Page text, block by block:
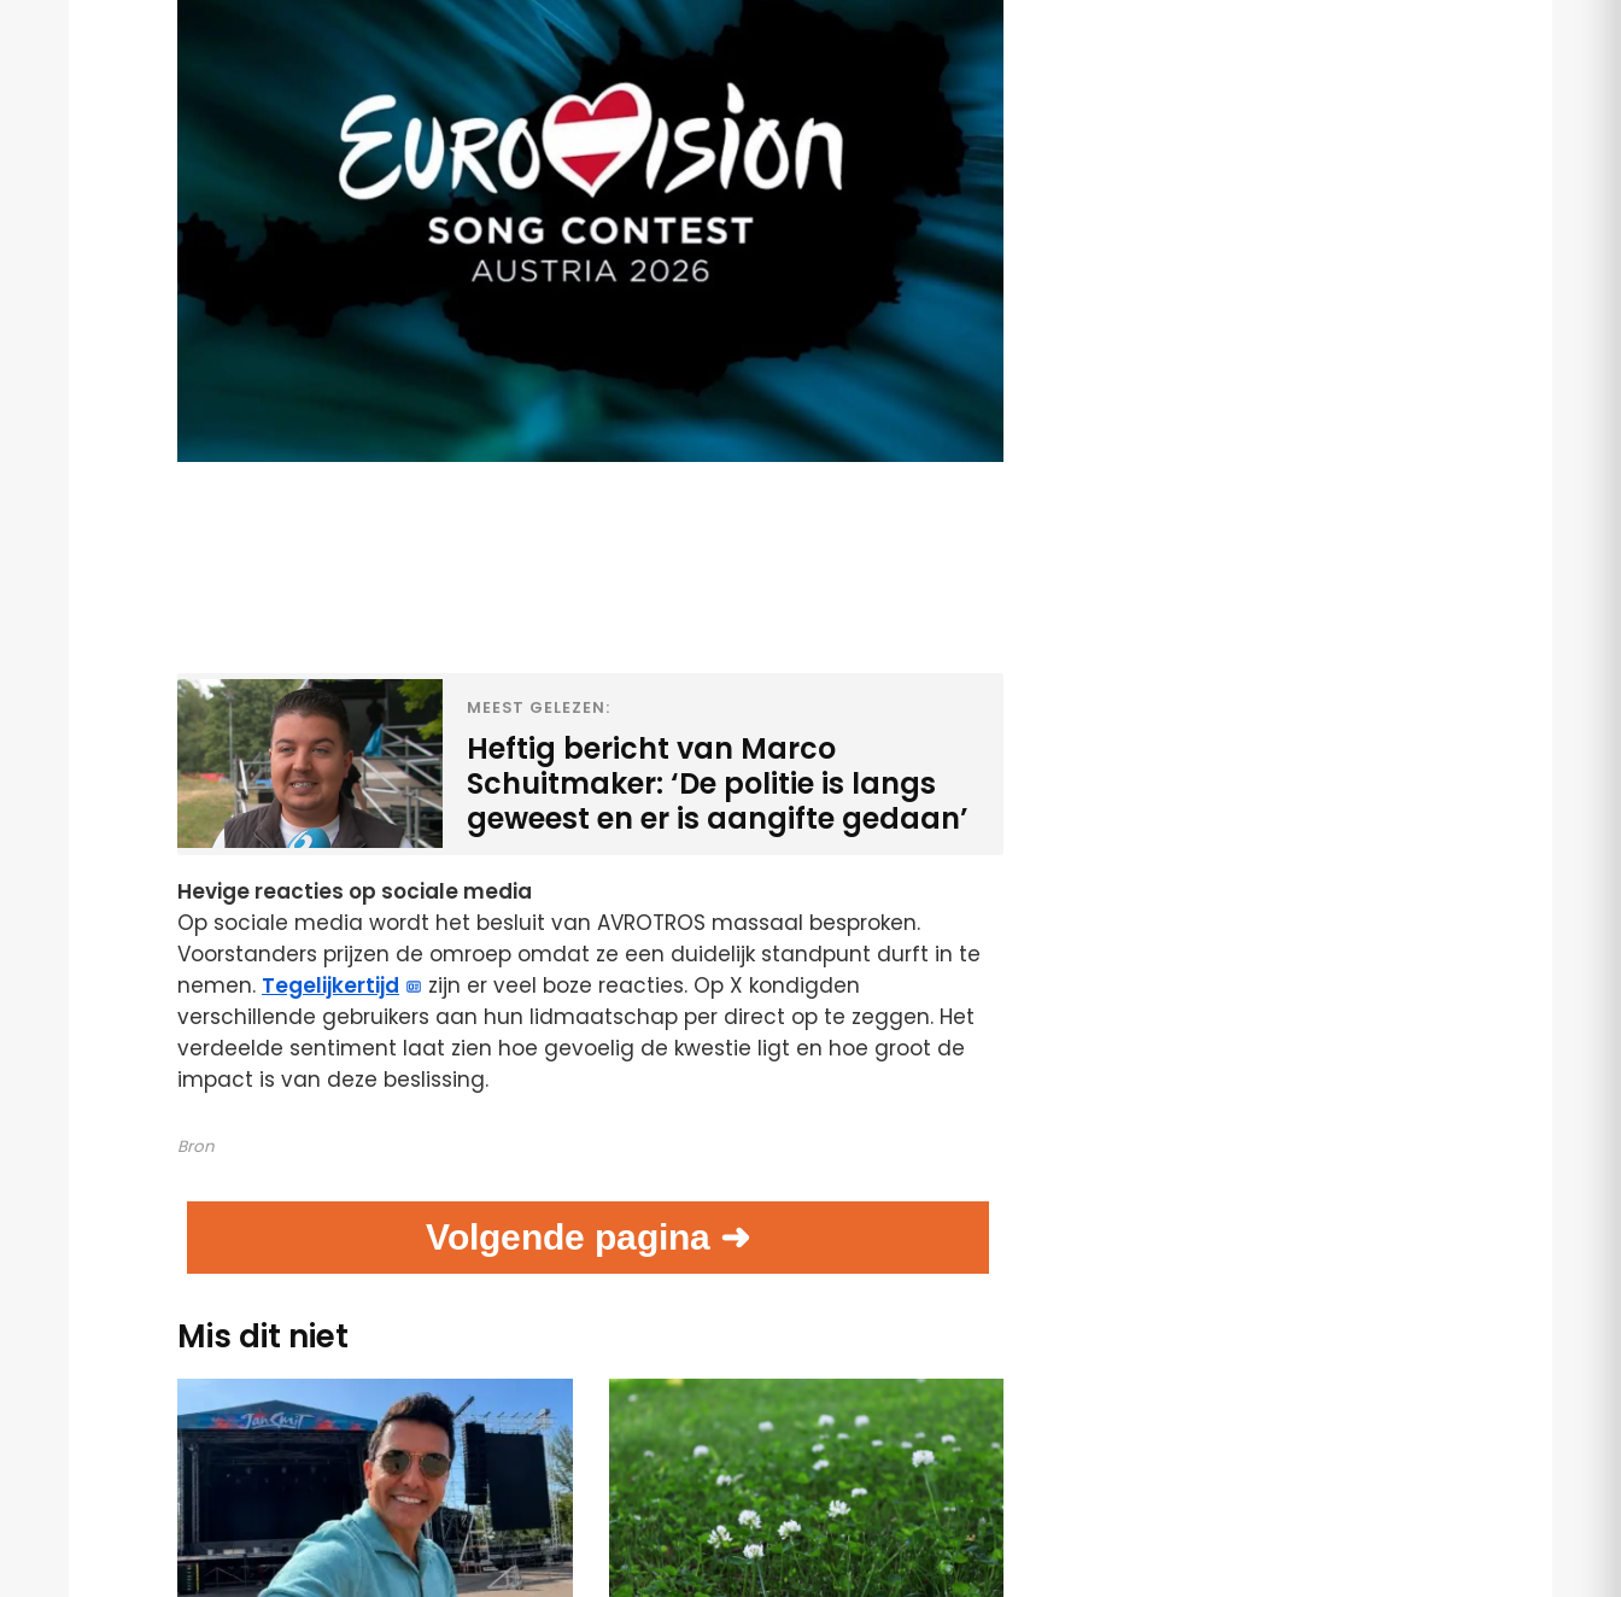
MEEST GELEZEN:
Heftig bericht van Marco
Schuitmaker: ‘De politie is langs
geweest en er is aangifte gedaan’
Hevige reacties op sociale media
Op sociale media wordt het besluit van AVROTROS massaal besproken.
Voorstanders prijzen de omroep omdat ze een duidelijk standpunt durft in te
nemen. Tegelijkertijd
zijn er veel boze reacties. Op X kondigden
verschillende gebruikers aan hun lidmaatschap per direct op te zeggen. Het
verdeelde sentiment laat zien hoe gevoelig de kwestie ligt en hoe groot de
impact is van deze beslissing.
Bron
Volgende pagina ➜
Mis dit niet